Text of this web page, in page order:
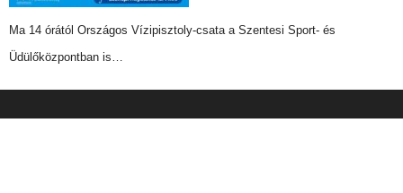
Ma 14 órától Országos Vízipisztoly-csata a Szentesi Sport- és
Üdülőközpontban is…